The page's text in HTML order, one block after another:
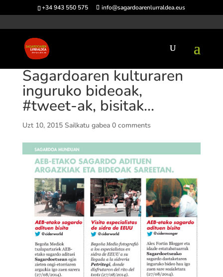
+34 943 550 575 info@sagardoarenlurraldea.eus
Sagardoaren kulturaren
inguruko bideoak,
#tweet-ak, bisitak…
Uzt 10, 2015 Sailkatu gabea 0 comments